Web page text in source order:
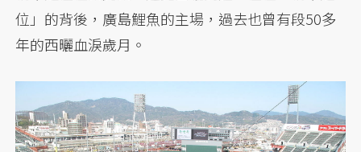
位」的背後，廣島鯉魚的主場，過去也曾有段50多
年的西曬血淚歲月。